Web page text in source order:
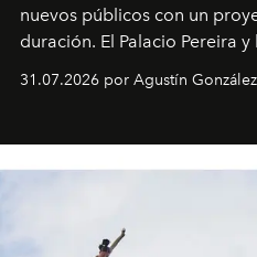
nuevos públicos con un
duración. El Palacio Pereira
son algunos de los lugares
miniobras. Sus puestas en
31.07.2026 por Agustín González